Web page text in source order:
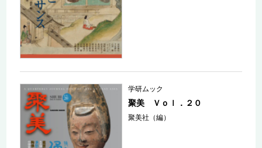
学研ムック
聚美 Ｖｏｌ．２０
聚美社（編）